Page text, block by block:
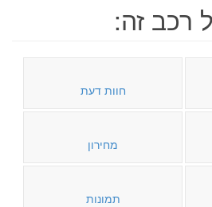
רכב זה:
חוות דעת
מחירון
תמונות